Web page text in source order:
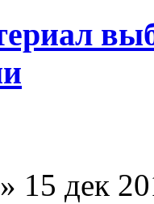
» 15 дек